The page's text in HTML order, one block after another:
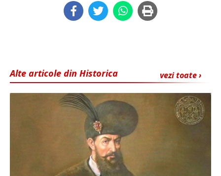
vezi toate ›
Alte articole din Historica